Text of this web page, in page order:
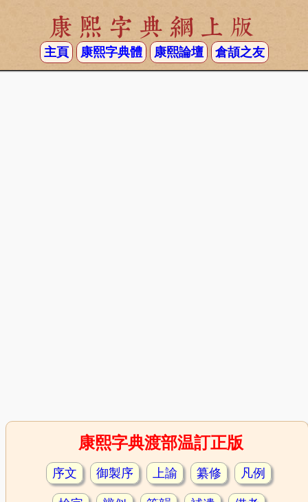
康熙字典網上版
主頁 康熙字典體 康熙論壇 倉頡之友
康熙字典渡部温訂正版
序文 御製序 上諭 纂修 凡例